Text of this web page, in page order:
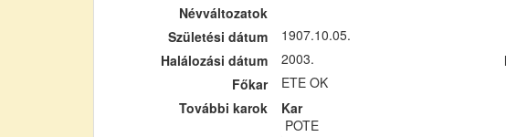
Névváltozatok
Születési dátum
1907.10.05.
Halálozási dátum
2003.
Főkar
ETE OK
További karok
Kar
POTE